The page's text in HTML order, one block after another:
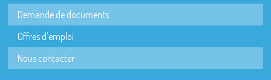
Demande de documents
Offres d'emploi
Nous contacter